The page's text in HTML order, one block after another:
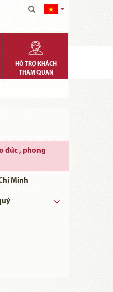
HỖ TRỢ KHÁCH
THAM QUAN
đức , phong
Minh